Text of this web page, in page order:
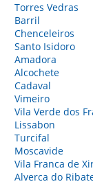
Torres Vedras
Barril
Chenceleiros
Santo Isidoro
Amadora
Alcochete
Cadaval
Vimeiro
Vila Verde dos
Lissabon
Turcifal
Moscavide
Vila Franca de
Alverca do